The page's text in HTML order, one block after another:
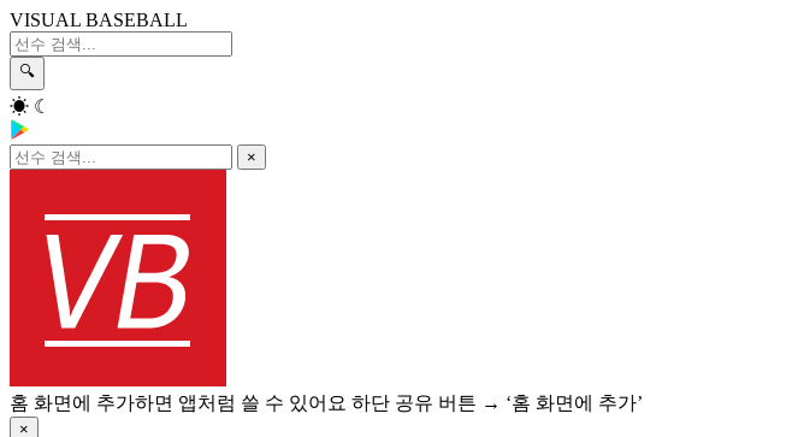
VISUAL BASEBALL
🔍
☀ ☾
×
홈 화면에 추가하면 앱처럼 쓸 수 있어요 하단 공유 버튼 → ‘홈 화면에 추가’
×